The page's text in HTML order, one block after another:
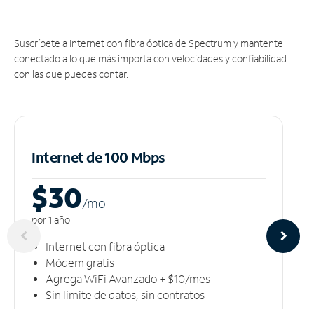
Suscríbete a Internet con fibra óptica de Spectrum y mantente
conectado a lo que más importa con velocidades y confiabilidad
con las que puedes contar.
Internet de 100 Mbps
$30/mo
por 1 año
Internet con fibra óptica
Módem gratis
Agrega WiFi Avanzado + $10/mes
Sin límite de datos, sin contratos